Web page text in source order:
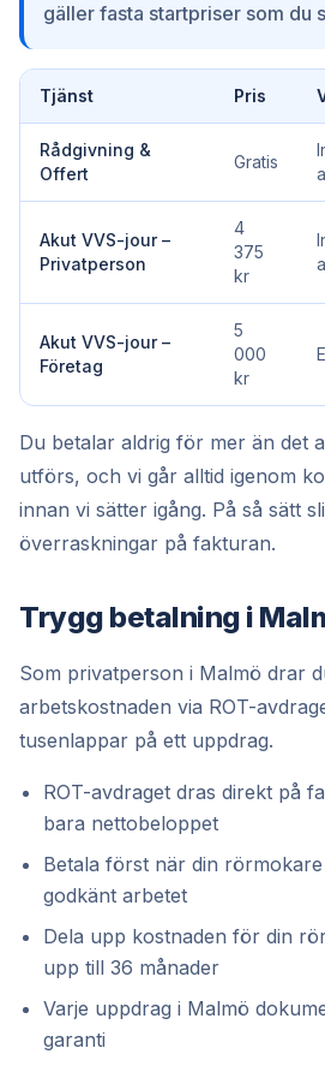
gäller fasta startpriser som du
Tjänst Pris
Rådgivning &
Offert
Gratis
Akut VVS-jour –
Privatperson
4
375
kr
Akut VVS-jour –
Företag
5
000
kr
Du betalar aldrig för mer än det
utförs, och vi går alltid igenom
innan vi sätter igång. På så sätt
överraskningar på fakturan.
Trygg betalning i
Som privatperson i Malmö drar
arbetskostnaden via ROT-
tusenlappar på ett uppdrag.
ROT-avdraget dras direkt på
bara nettobeloppet
Betala först när din
godkänt arbetet
Dela upp kostnaden för din
upp till 36 månader
Varje uppdrag i Malmö
garanti